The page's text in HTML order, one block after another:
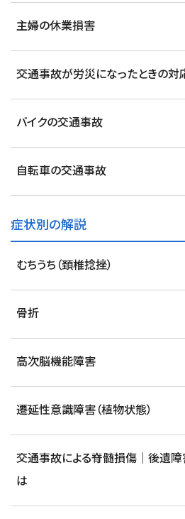
主婦の休業損害
交通事故が労災になったときの対
バイクの交通事故
自転車の交通事故
症状別の解説
むちうち（頚椎捻挫）
骨折
高次脳機能障害
遷延性意識障害（植物状態）
交通事故による脊髄損傷｜後遺障
は